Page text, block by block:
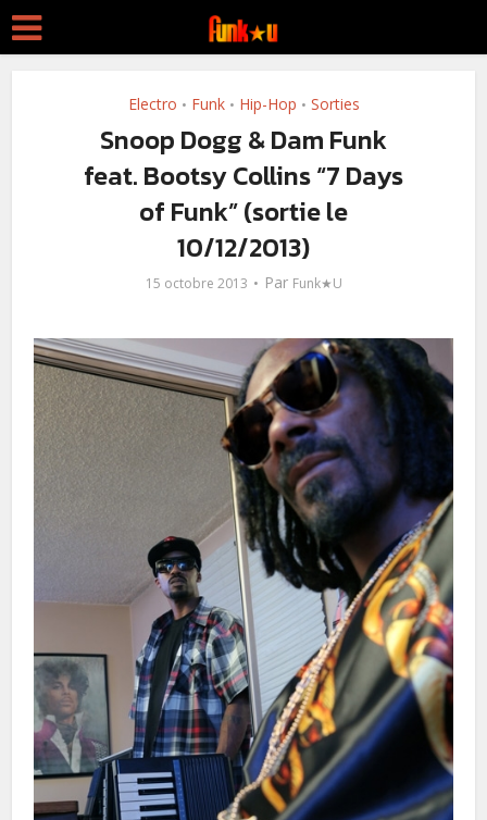
Electro • Funk • Hip-Hop • Sorties
Snoop Dogg & Dam Funk
feat. Bootsy Collins “7 Days
of Funk” (sortie le
10/12/2013)
15 octobre 2013 Par Funk★U